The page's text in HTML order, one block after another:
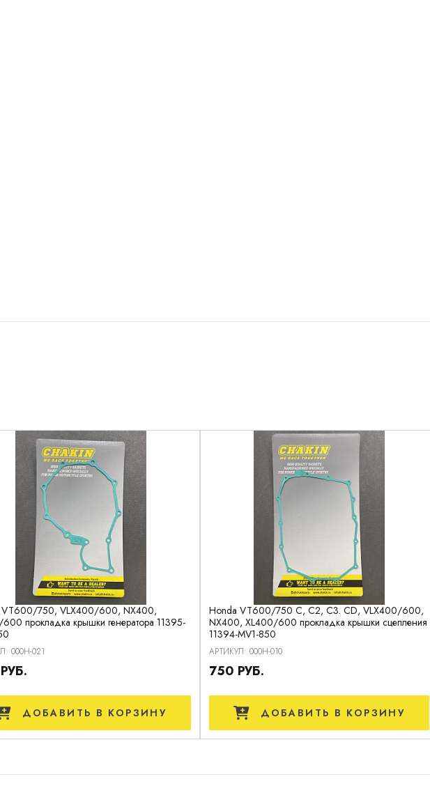
VT600/750, VLX400/600, NX400,
прокладка крышки генератора 11395-
000H-021
ДОБАВИТЬ В КОРЗИНУ
Honda VT600/750 C, C2, C3. CD, VLX400/600,
NX400, XL400/600 прокладка крышки сцепления
11394-MV1-850
АРТИКУЛ: 000H-010
750 РУБ.
ДОБАВИТЬ В КОРЗИНУ